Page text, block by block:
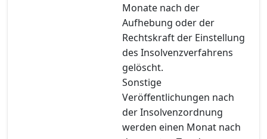
Monate nach der
Aufhebung oder der
Rechtskraft der Einstellung
des Insolvenzverfahrens
gelöscht.
Sonstige
Veröffentlichungen nach
der Insolvenzordnung
werden einen Monat nach